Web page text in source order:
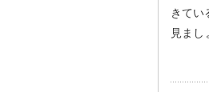
きてい
見まし